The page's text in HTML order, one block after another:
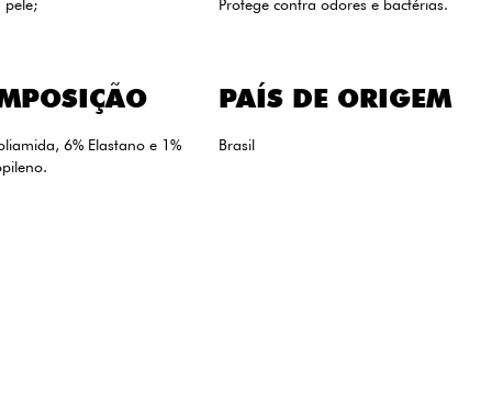
pele;
Protege contra odores e bactérias.
6% Elastano e 1%
PAÍS DE ORIGEM
Brasil